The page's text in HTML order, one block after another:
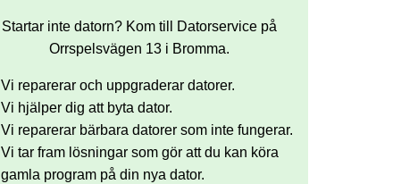
Startar inte datorn? Kom till Datorservice på
Orrspelsvägen 13 i Bromma.
Vi reparerar och uppgraderar datorer.
Vi hjälper dig att byta dator.
Vi reparerar bärbara datorer som inte fungerar.
Vi tar fram lösningar som gör att du kan köra
gamla program på din nya dator.